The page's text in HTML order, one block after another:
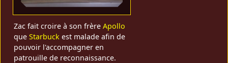
Zac fait croire à son frèreApollo
queStarbuck est malade afin de
pouvoir l'accompagner en
patrouille de reconnaissance.